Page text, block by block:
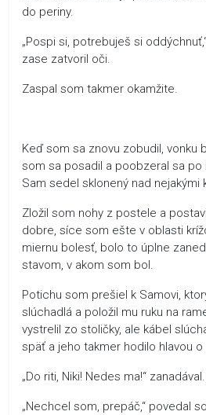
do periny.
„Pospi si, potrebuješ si
zase zatvoril oči.
Zaspal som takmer okamžite.
Keď som sa znovu zobudil, vonku
som sa posadil a poobzeral sa po
Sam sedel sklonený nad nejakými
Zložil som nohy z postele a
dobre, síce som ešte v oblasti
miernu bolesť, bolo to úplne
stavom, v akom som bol.
Potichu som prešiel k Samovi,
slúchadlá a položil mu ruku na
vystrelil zo stoličky, ale kábel
späť a jeho takmer hodilo hlavou o
„Do riti, Niki! Nedes ma!“ zanadával.
„Nechcel som, prepáč,“ povedal